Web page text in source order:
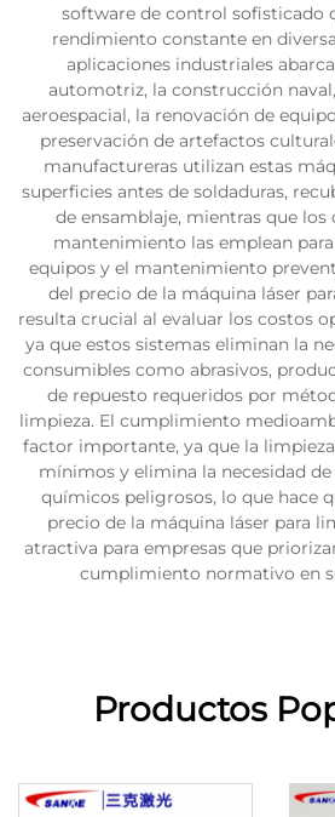
software de control sofisticado
rendimiento constante en
aplicaciones industriales
automotriz, la construcción
aeroespacial, la renovación de
preservación de artefactos
manufactureras utilizan estas
superficies antes de soldaduras,
de ensamblaje, mientras que
mantenimiento las emplean
equipos y el mantenimiento
del precio de la máquina láser
resulta crucial al evaluar los costos
ya que estos sistemas eliminan la
consumibles como abrasivos,
de repuesto requeridos por
limpieza. El cumplimiento
factor importante, ya que la
mínimos y elimina la necesidad
químicos peligrosos, lo que hace
precio de la máquina láser para
atractiva para empresas que
cumplimiento normativo en
Productos